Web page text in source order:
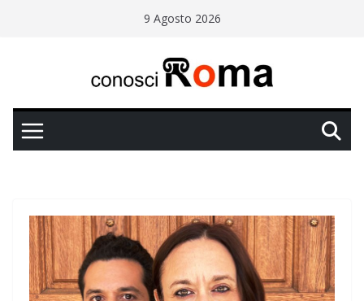
9 Agosto 2026